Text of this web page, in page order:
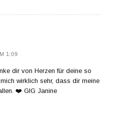
1:09
dir von Herzen für deine so
wirklich sehr, dass dir meine
❤️ GlG Janine